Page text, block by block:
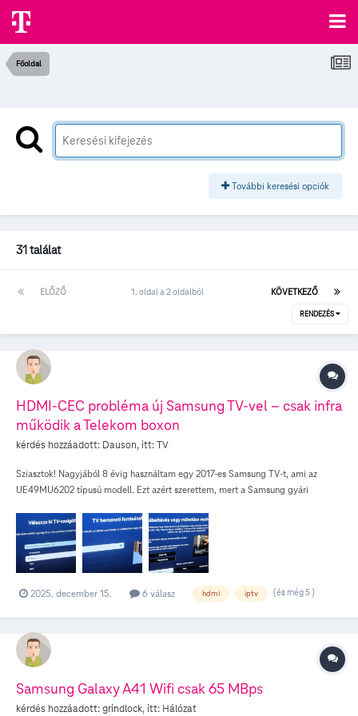
Főoldal
További keresési opciók
31 találat
ELŐZŐ KÖVETKEZŐ
1. oldal a 2 oldalból
RENDEZÉS
HDMI-CEC probléma új Samsung TV-vel – csak infra
működik a Telekom boxon
kérdés hozzáadott: Dauson, itt:TV
Sziasztok! Nagyjából 8 évig használtam egy 2017-es Samsung TV-t, ami az
UE49MU6202 típusú modell. Ezt azért szerettem, mert a Samsung gyári
használom a Telekom IPTV szolgáltatását. Sajnos szuper lassú volt az eredeti
media box, ezért 2025 novemberében cserét kértem a Telekomtól az új V2-es
beltéri egységre, ami már a SEI800DT típusú modell. Maga beltéri egység
cseréje szuper gyorsan megtörtént. Reggel írtam a Telekomnak, kora délután
már jött is a szakember és hozta az új androdos TV boxot. Eddig minden oké, az
új egység a régi TV-vel tökéletesen működött a mai napig. Viszont pár nappal
ezelőtt 8 év után lecseréltem az eredeti Samsung TV-m egy új 2025-ös Samsung
OLED TV-re, ami a QE55S90FAEXXH típusú felsőkategóriás tévé. HDMI CEC
problémám: A V1-es és az V2-es boxokon bárhonnan és bármikor működött
például a csatorna váltás a Samsung univerzális távirányítójával. De ugyanúgy
működött mindez mobilról is vezérelve, például a Samsung SmartThings
segítségével. Mindebben a lényeg, hogy 100%-os oda-vissza (digitális)
kapcsolatot épített fel a Samsung TV a Telekom set-top boxxal. Viszont az új
2025. december 15. 6 válasz hdmi iptv (és még 5 )
Samsung Galaxy A41 Wifi csak 65 MBps
kérdés hozzáadott:grindlock, itt: Hálózat